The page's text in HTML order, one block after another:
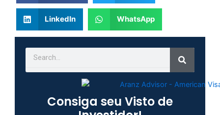
LinkedIn WhatsApp
Search
Consiga seu Visto de